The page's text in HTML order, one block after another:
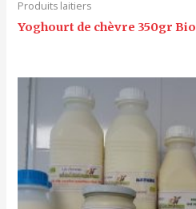
Produits laitiers
Yoghourt de chèvre 350gr Bio